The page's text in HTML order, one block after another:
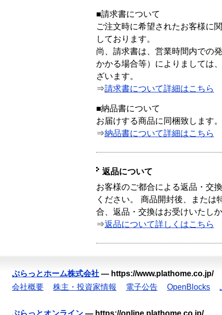
■請求書について
ご注文時に希望されたお客様に
しております。
尚、請求書は、営業時間内での
かかる場合等）によりましては
ざいます。
⇒請求書について詳細はこちら
■納品書について
お届けする商品に同梱致します。
⇒納品書について詳細はこちら
返品について
お客様のご都合による返品・交
ください。 商品開封後、または
合、返品・交換はお受けいたし
⇒返品について詳しくはこちら
ぷらっとホーム株式会社 — https://www.plathome.co.jp/
会社概要
株主・投資家情報 電子公告 OpenBlocks
ぷらっとオンライン — https://online.plathome.co.jp/